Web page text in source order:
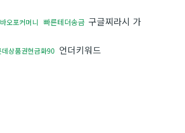
오포커머니 빠른테더송금 구글찌라시 가
데상품권현금화90 언더키워드